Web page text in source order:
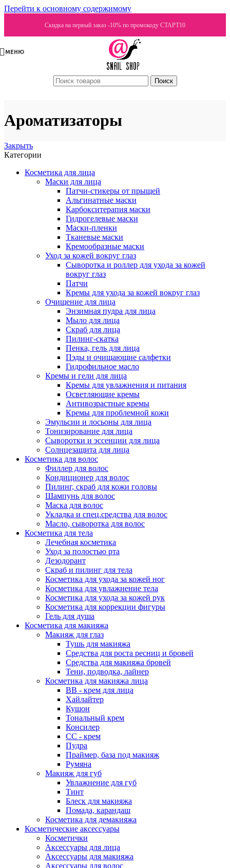
Перейти к основному содержимому
Скидка на первый заказ -10% по промокоду СТАРТ10
МЕНЮ
Поиск
Ароматизаторы
Закрыть
Категории
Косметика для лица
Маски для лица
Патчи-стикеры от прыщей
Альгинатные маски
Карбокситерапия маски
Гидрогелевые маски
Маски-пленки
Тканевые маски
Кремообразные маски
Уход за кожей вокруг глаз
Сыворотка и роллер для ухода за кожей
вокруг глаз
Патчи
Кремы для ухода за кожей вокруг глаз
Очищение для лица
Энзимная пудра для лица
Мыло для лица
Скраб для лица
Пилинг-скатка
Пенка, гель для лица
Пэды и очищающие салфетки
Гидрофильное масло
Кремы и гели для лица
Кремы для увлажнения и питания
Осветляющие кремы
Антивозрастные кремы
Кремы для проблемной кожи
Эмульсии и лосьоны для лица
Тонизирование для лица
Сыворотки и эссенции для лица
Солнцезащита для лица
Косметика для волос
Филлер для волос
Кондиционер для волос
Пилинг, скраб для кожи головы
Шампунь для волос
Маска для волос
Укладка и спец.средства для волос
Масло, сыворотка для волос
Косметика для тела
Лечебная косметика
Уход за полостью рта
Дезодорант
Скраб и пилинг для тела
Косметика для ухода за кожей ног
Косметика для увлажнение тела
Косметика для ухода за кожей рук
Косметика для коррекции фигуры
Гель для душа
Косметика для макияжа
Макияж для глаз
Тушь для макияжа
Средства для роста ресниц и бровей
Средства для макияжа бровей
Тени, подводка, лайнер
Косметика для макияжа лица
ВВ - крем для лица
Хайлайтер
Кушон
Тональный крем
Консилер
СС - крем
Пудра
Праймер, база под макияж
Румяна
Макияж для губ
Увлажнение для губ
Тинт
Блеск для макияжа
Помада, карандаш
Косметика для демакияжа
Косметические аксессуары
Косметички
Аксессуары для лица
Аксессуары для макияжа
Аксессуары для волос